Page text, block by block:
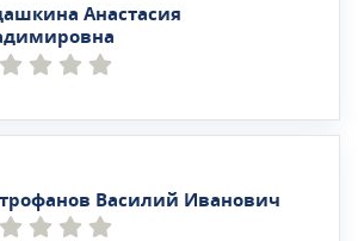
Анастасия
Василий Иванович